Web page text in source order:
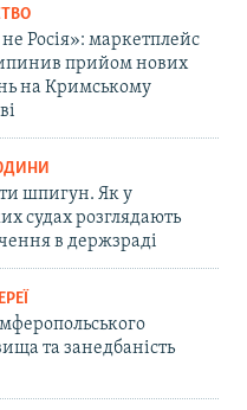
Росія»: маркетплейс
прийом нових
на Кримському
шпигун. Як у
судах розглядають
в держзраді
та занедбаність